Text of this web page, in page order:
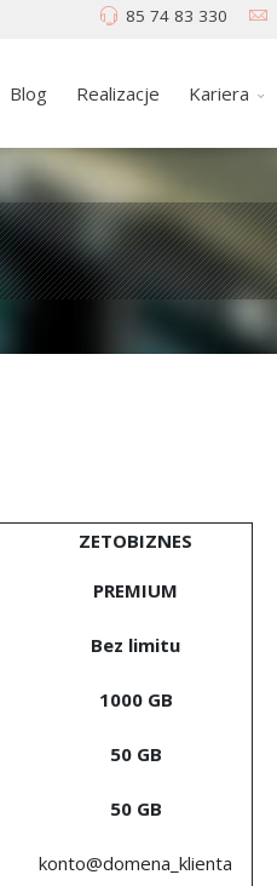
85 74 83 330
Blog Realizacje Kariera
ZETOBIZNES
PREMIUM
Bez limitu
1000 GB
50 GB
50 GB
konto@domena_klienta